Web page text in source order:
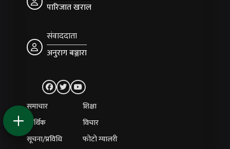
पारिजात खराल
संवाददाता
अनुराग बञ्जारा
समाचार
शिक्षा
आर्थिक
विचार
सूचना/प्रविधि
फोटो ग्यालरी